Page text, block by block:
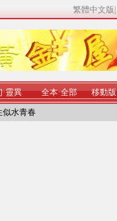
繁體中文版
·靈異 全本·全部 移動版
似水青春